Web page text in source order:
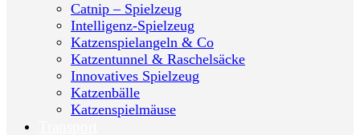
Catnip – Spielzeug
Intelligenz-Spielzeug
Katzenspielangeln & Co
Katzentunnel & Raschelsäcke
Innovatives Spielzeug
Katzenbälle
Katzenspielmäuse